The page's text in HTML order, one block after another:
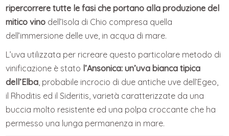
ripercorrere tutte le fasi che portano alla produzione del
mitico vino dell’Isola di Chio compresa quella
dell’immersione delle uve, in acqua di mare.
L’uva utilizzata per ricreare questo particolare metodo di
vinificazione è stato l’Ansonica: un’uva bianca tipica
dell’Elba , probabile incrocio di due antiche uve dell’Egeo,
il Rhoditis ed il Sideritis, varietà caratterizzate da una
buccia molto resistente ed una polpa croccante che ha
permesso una lunga permanenza in mare.